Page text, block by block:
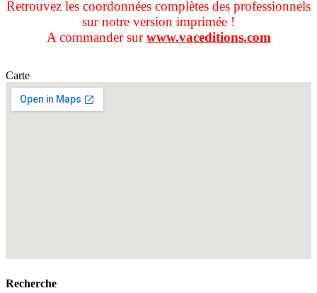
Retrouvez les coordonnées complètes des professionnels
sur notre version imprimée !
A commander surwww.vaceditions.com
Carte
Recherche